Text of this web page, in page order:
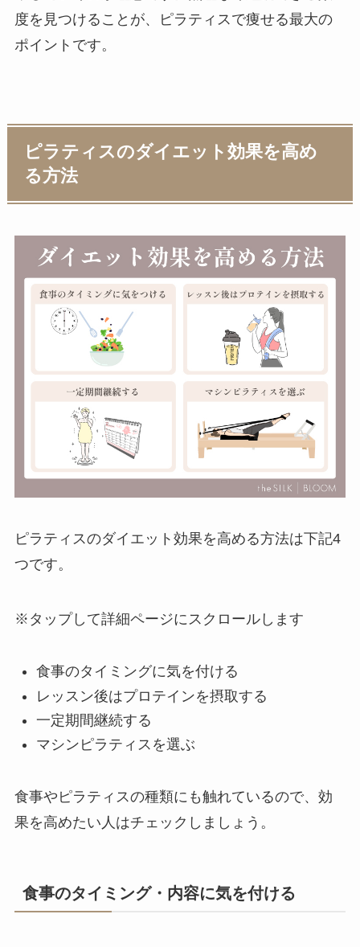
度を見つけることが、ピラティスで痩せる最大の
ポイントです。
ピラティスのダイエット効果を高め
る方法
ピラティスのダイエット効果を高める方法は下記4
つです。
※タップして詳細ページにスクロールします
食事のタイミングに気を付ける
レッスン後はプロテインを摂取する
一定期間継続する
マシンピラティスを選ぶ
食事やピラティスの種類にも触れているので、効
果を高めたい人はチェックしましょう。
食事のタイミング・内容に気を付ける